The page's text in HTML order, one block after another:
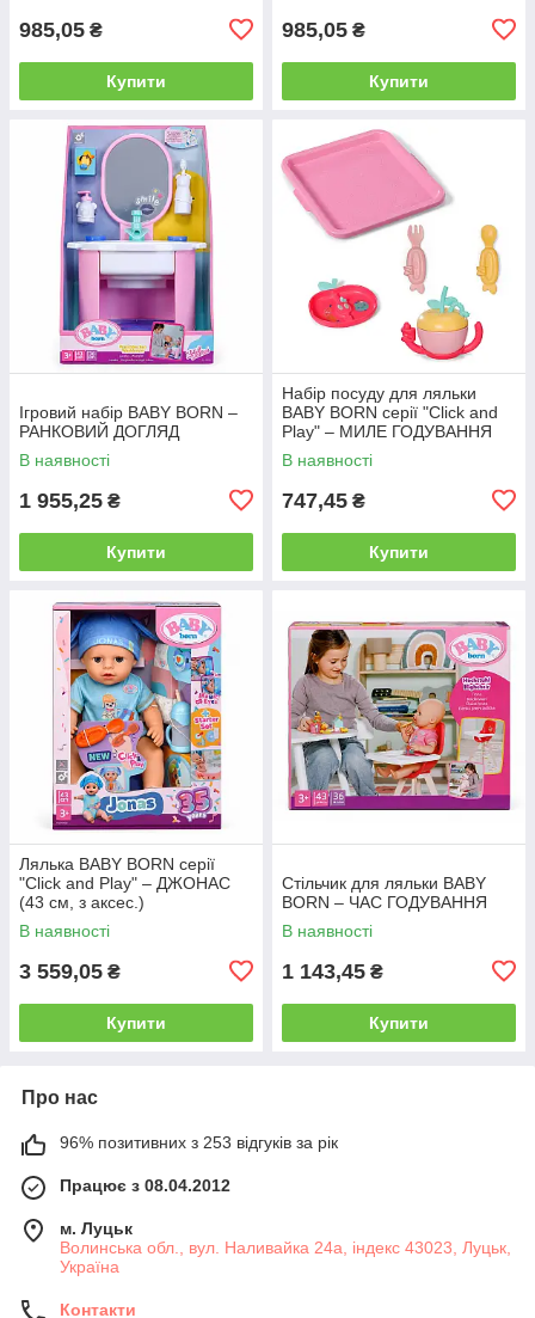
985,05 ₴
Купити
985,05 ₴
Купити
Ігровий набір BABY BORN –
РАНКОВИЙ ДОГЛЯД
В наявності
1 955,25 ₴
Купити
Набір посуду для ляльки
BABY BORN серії "Click and
Play" – МИЛЕ ГОДУВАННЯ
В наявності
747,45 ₴
Купити
Лялька BABY BORN серії
"Click and Play" – ДЖОНАС
(43 см, з аксес.)
В наявності
3 559,05 ₴
Купити
Стільчик для ляльки BABY
BORN – ЧАС ГОДУВАННЯ
В наявності
1 143,45 ₴
Купити
Про нас
96% позитивних з 253 відгуків за рік
Працює з 08.04.2012
м. Луцьк
Волинська обл., вул. Наливайка 24а, індекс 43023, Луцьк,
Україна
Контакти